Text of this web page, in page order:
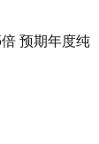
预期年度纯